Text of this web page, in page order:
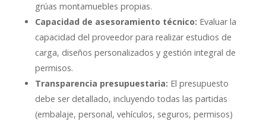
grúas montamuebles propias.
Capacidad de asesoramiento técnico: Evaluar la
capacidad del proveedor para realizar estudios de
carga, diseños personalizados y gestión integral de
permisos.
Transparencia presupuestaria: El presupuesto
debe ser detallado, incluyendo todas las partidas
(embalaje, personal, vehículos, seguros, permisos)